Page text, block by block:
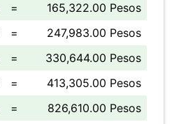
=
165,322.00 Pesos
=
247,983.00 Pesos
=
330,644.00 Pesos
=
413,305.00 Pesos
=
826,610.00 Pesos